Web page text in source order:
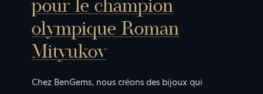
pour le champion
olympique Roman
Mityukov
Chez BenGems, nous créons des bijoux qui